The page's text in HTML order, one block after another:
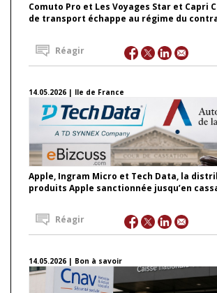
Comuto Pro et Les Voyages Star et Capri
de transport échappe au régime du
Réagir
14.05.2026 | Ile de France
Apple, Ingram Micro et Tech Data, la
produits Apple sanctionnée jusqu’en
Réagir
14.05.2026 | Bon à savoir